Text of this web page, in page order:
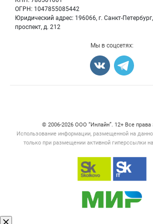
ОГРН: 1047855085442
Юридический адрес: 196066, г. Санкт-
проспект, д. 212
Мы в соцсетях:
© 2006‑2026 ООО “Инлайн”. 12+ Все
Использование информации, размещенной на
только при размещении активной гиперссылки